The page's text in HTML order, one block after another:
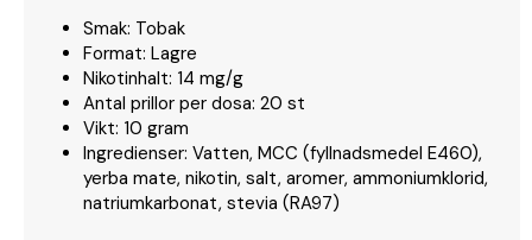
Smak: Tobak
Format: Lagre
Nikotinhalt: 14 mg/g
Antal prillor per dosa: 20 st
Vikt: 10 gram
Ingredienser: Vatten, MCC (fyllnadsmedel E460),
yerba mate, nikotin, salt, aromer, ammoniumklorid,
natriumkarbonat, stevia (RA97)